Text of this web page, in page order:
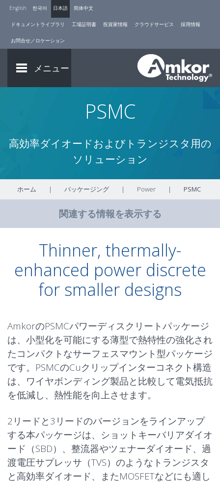
English 한국어 日本語 简体中文
ドキュメントライブラリ 工場証明書 投資家情報 クラウドサービス 採用情報
お問合せ／ロケーション
メニュー
PSMC
高効率ダイオードおよびトランジスタ用の
ソリューション
ホーム | パッケージング | Power | PSMC
関連する情報を表示する
Thinner, thermally-
enhanced power discrete
for smaller designs
AmkorのPSMCパワーディスクリートパッケージ
は、小型化を可能にする薄型で熱特性の強化され
たコンパクトなサーフェスマウント型パッケージ
です。PSMCのCuクリップインターコネクト構造
は、ワイヤボンディング製品と比較して電気抵抗
を低減し、熱性能を向上させます。
2リードと3リードのバージョンをラインアップ
する本パッケージは、ショットキーバリアダイオ
ード（SBD）、整流器やツェナーダイオード、過
渡電圧サプレッサ（TVS）のようなトランジスタ
と高効率ダイオード、またMOSFETなどにも適し